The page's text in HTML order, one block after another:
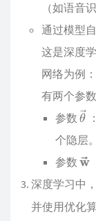
（如语音
通过模型
这是深度
网络为例：
有两个参数
参数
个隐层。
参数
深度学习中
并使用优化